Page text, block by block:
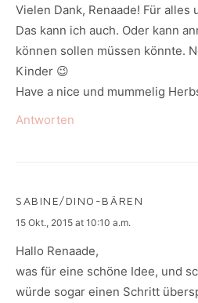
Vielen Dank, Renaade! Für alles
Das kann ich auch. Oder kann
können sollen müssen könnte.
Kinder 😉
Have a nice und mummelig
Antworten
SABINE/DINO-BÄREN
says:
15 Okt., 2015 at 10:10 a.m.
Hallo Renaade,
was für eine schöne Idee, und
würde sogar einen Schritt